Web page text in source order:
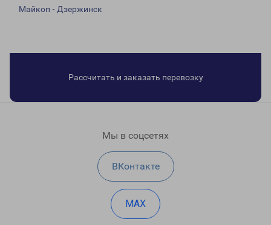
Майкоп - Дзержинск
Рассчитать и заказать перевозку
Мы в соцсетях
ВКонтакте
MAX